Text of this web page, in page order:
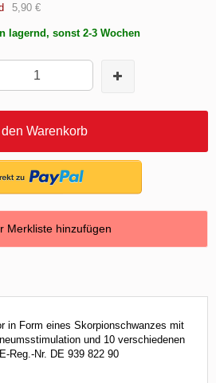
5,90 €
lagernd, sonst 2-3 Wochen
den Warenkorb
Merkliste hinzufügen
in Form eines Skorpionschwanzes mit
und 10 verschiedenen
Reg.-Nr. DE 939 822 90